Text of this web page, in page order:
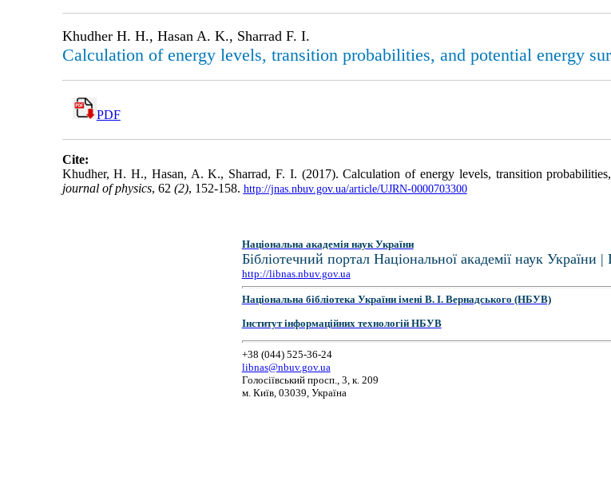
Khudher H. H., Hasan A. K., Sharrad F. I.
Calculation of energy levels, transition probabilities, and potential energy
PDF
Cite:
Khudher, H. H., Hasan, A. K., Sharrad, F. I. (2017). Calculation of energy levels, transition
journal of physics, 62 (2), 152-158. http://jnas.nbuv.gov.ua/article/UJRN-0000703300
Національна академія наук України
Бібліотечний портал Національної академії наук України
http://libnas.nbuv.gov.ua
Національна бібліотека України імені В. І. Вернадського (НБУВ)
Інститут інформаційних технологій НБУВ
+38 (044) 525-36-24
libnas@nbuv.gov.ua
Голосіївський просп., 3, к. 209
м. Київ, 03039, Україна